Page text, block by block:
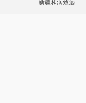
新疆和润致远